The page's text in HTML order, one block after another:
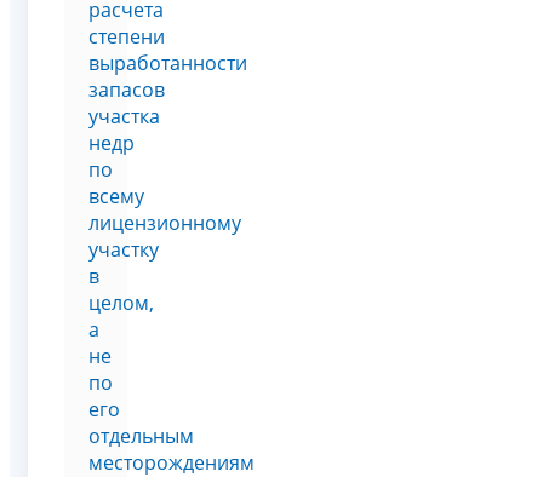
расчета
степени
выработанности
запасов
участка
недр
по
всему
лицензионному
участку
в
целом,
а
не
по
его
отдельным
месторождениям